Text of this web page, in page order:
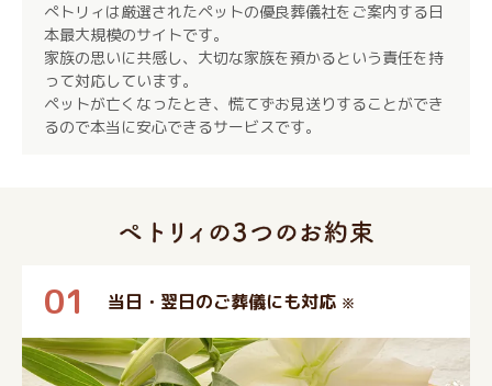
ぺトリィは厳選されたペットの優良葬儀社をご案内する日
本最大規模のサイトです。
家族の思いに共感し、大切な家族を預かるという責任を持
って対応しています。
ペットが亡くなったとき、慌てずお見送りすることができ
るので本当に安心できるサービスです。
01 当日・翌日のご葬儀にも対応 ※